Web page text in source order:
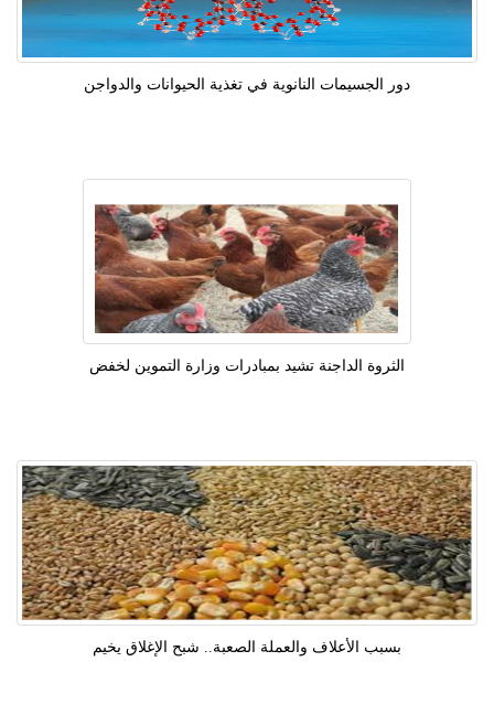
دور الجسيمات النانوية في تغذية الحيوانات والدواجن
الثروة الداجنة تشيد بمبادرات وزارة التموين لخفض
بسبب الأعلاف والعملة الصعبة.. شبح الإغلاق يخيم